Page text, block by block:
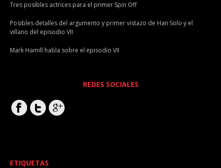
Tres posibles actrices para el primer Spin Off
Posibles detalles del argumento y primer vistazo de Han Solo y el
villano del episodio VII
Mark Hamill habla sobre el episodio VII
REDES SOCIALES
ETIQUETAS